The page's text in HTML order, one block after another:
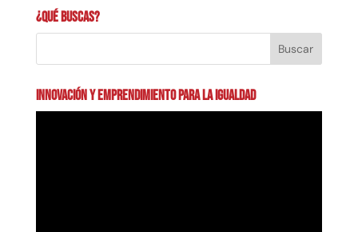
¿Qué buscas?
INNOVACIÓN Y EMPRENDIMIENTO PARA LA IGUALDAD